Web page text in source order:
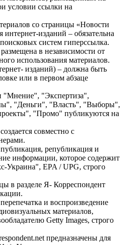
условии ссылки на
со страницы «Новости
изданий – обязательна
систем гиперссылка.
в независимости от
использования материалов.
изданий) – должна быть
или в первом абзаце
"Мнение", "Экспертиза",
"Деньги", "Власть", "Выборы",
"Промо" публикуются на
совместно с
републикация и
информации, которое содержит
Украина", EPA / UPG, строго
в разделе Я- Корреспондент
и воспроизведение
материалов,
Getty Images, строго
предназначены для